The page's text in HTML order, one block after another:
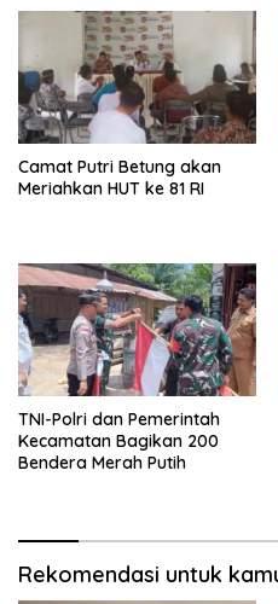
Camat Putri Betung akan
Meriahkan HUT ke 81 RI
TNI-Polri dan Pemerintah
Kecamatan Bagikan 200
Bendera Merah Putih
Rekomendasi untuk